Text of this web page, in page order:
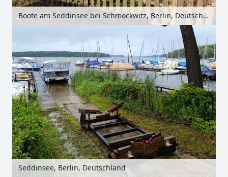
Boote am Seddinsee bei Schmöckwitz, Berlin, Deutschland
Seddinsee, Berlin, Deutschland